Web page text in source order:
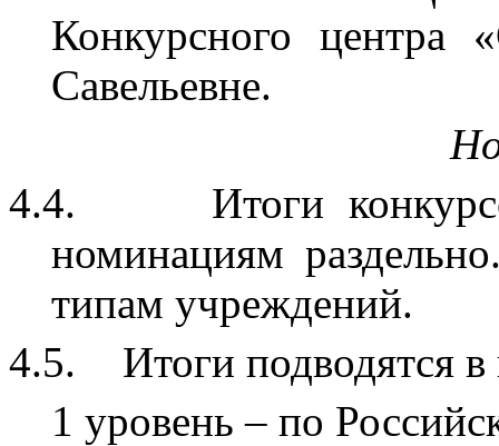
Конкурсного центра
Савельевне.
4.4.
Итоги
номинациям
типам учреждений.
4.5.
Итоги подводятся
1 уровень – по